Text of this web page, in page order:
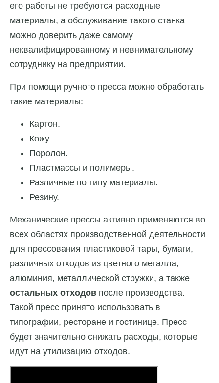
его работы не требуются расходные
материалы, а обслуживание такого станка
можно доверить даже самому
неквалифицированному и невнимательному
сотруднику на предприятии.
При помощи ручного пресса можно обработать
такие материалы:
Картон.
Кожу.
Поролон.
Пластмассы и полимеры.
Различные по типу материалы.
Резину.
Механические прессы активно применяются во
всех областях производственной деятельности
для прессования пластиковой тары, бумаги,
различных отходов из цветного металла,
алюминия, металлической стружки, а также
остальных отходов после производства.
Такой пресс принято использовать в
типографии, ресторане и гостинице. Пресс
будет значительно снижать расходы, которые
идут на утилизацию отходов.